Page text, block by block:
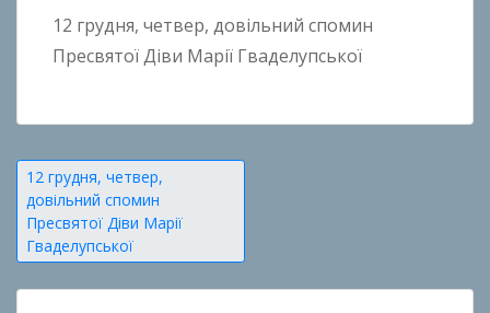
12 грудня, четвер, довільний спомин
Пресвятої Діви Марії Гваделупської
Навігація
записів
12 грудня, четвер,
довільний спомин
Пресвятої Діви Марії
Гваделупської